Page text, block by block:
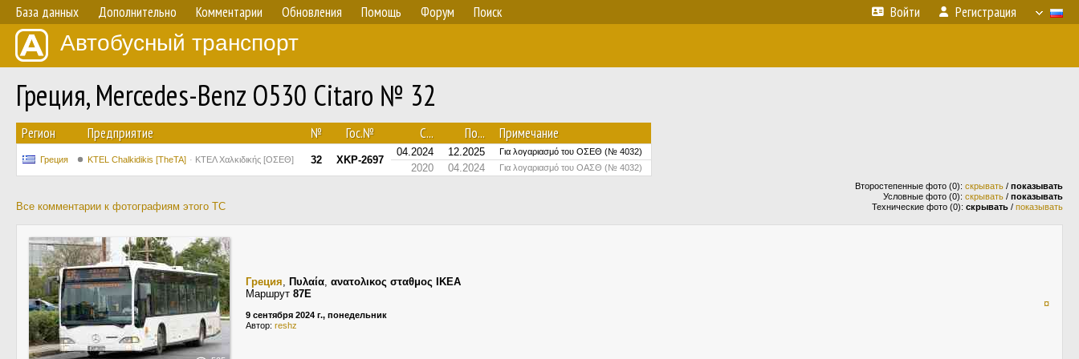
База данных Дополнительно Комментарии Обновления Помощь Форум Поиск Войти Регистрация
Автобусный транспорт
Греция, Mercedes-Benz O530 Citaro № 32
Регион Предприятие № Гос.№ С... По... Примечание
Греция ΚΤΕL Chalkidikis [TheTA] ΚΤΕΛ Χαλκιδικής [ΟΣΕΘ] 32 XKP-2697
04.2024 12.2025 Για λογαριασμό του ΟΣΕΘ (№ 4032)
2020 04.2024 Για λογαριασμό του ΟΑΣΘ (№ 4032)
Все комментарии к фотографиям этого ТС
Второстепенные фото (0): скрывать / показывать
Условные фото (0): скрывать / показывать
Технические фото (0): скрывать / показывать
Греция, Πυλαία, ανατολικος σταθμος ΙΚΕΑ
Маршрут 87E
9 сентября 2024 г., понедельник
Автор: reshz
¤